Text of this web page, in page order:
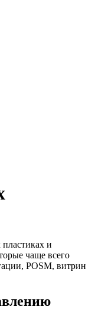
и
чаще всего
POSM, витрин